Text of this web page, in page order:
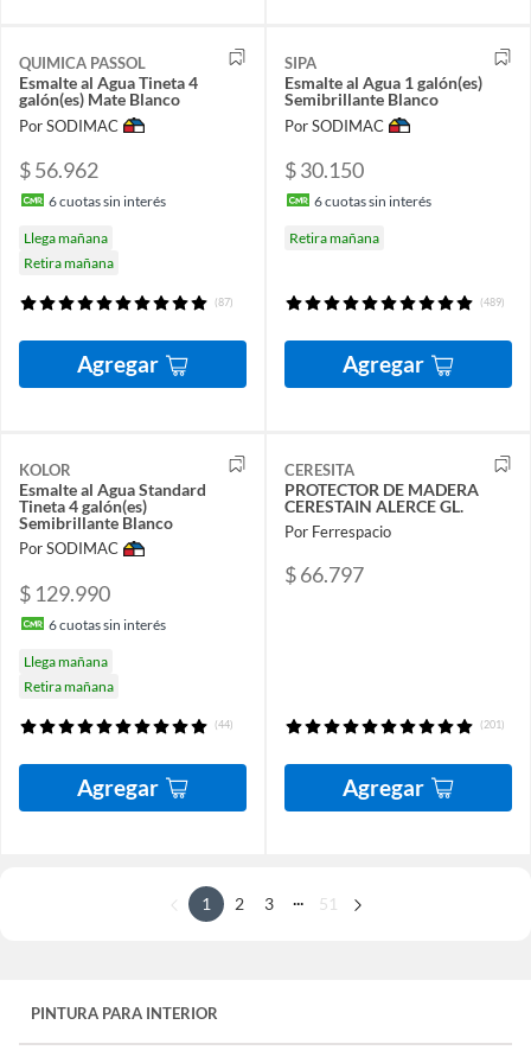
QUIMICA PASSOL
Esmalte al Agua Tineta 4
galón(es) Mate Blanco
Por SODIMAC
$ 56.962
6cuotas sin interés
Llega mañana
Retira mañana
(87)
Agregar
SIPA
Esmalte al Agua 1 galón(es)
Semibrillante Blanco
Por SODIMAC
$ 30.150
6cuotas sin interés
Retira mañana
(489)
Agregar
KOLOR
Esmalte al Agua Standard
Tineta 4 galón(es)
Semibrillante Blanco
Por SODIMAC
$ 129.990
6cuotas sin interés
Llega mañana
Retira mañana
(44)
Agregar
CERESITA
PROTECTOR DE MADERA
CERESTAIN ALERCE GL.
Por Ferrespacio
$ 66.797
(201)
Agregar
1 2 3 ... 51
PINTURA PARA INTERIOR